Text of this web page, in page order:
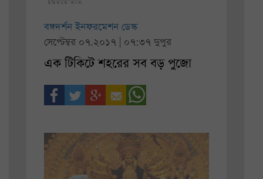
বঙ্গদর্শন ইনফরমেশন ডেস্ক
সেপ্টেম্বর ০৭.২০১৭ | ০৭:৩৭ দুপুর
এক টিকিটে শহরের সব বড় পুজো